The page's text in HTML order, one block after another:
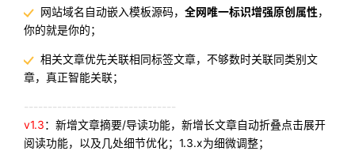
网站域名自动嵌入模板源码， 全网唯一标识增强原创属性，
你的就是你的；
相关文章优先关联相同标签文章，不够数时关联同类别文
章，真正智能关联；
--------------------------------
v1.3：新增文章摘要/导读功能，新增长文章自动折叠点击展开
阅读功能，以及几处细节优化；1.3.x为细微调整；